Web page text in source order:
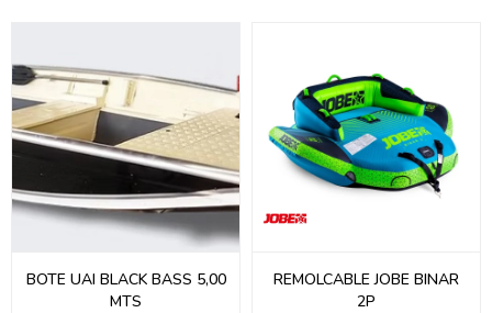
BOTE UAI BLACK BASS 5,00
MTS
REMOLCABLE JOBE BINAR
2P